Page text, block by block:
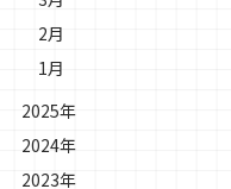
2月
1月
2025年
2024年
2023年